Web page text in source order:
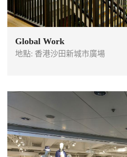
Global Work
地點: 香港沙田新城市廣場